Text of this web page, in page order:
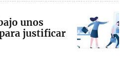
unos
justificar